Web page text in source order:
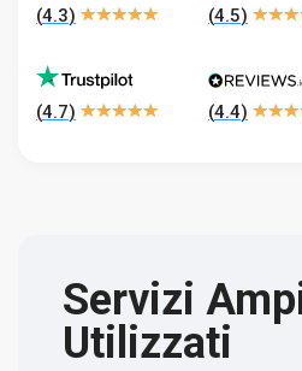
(4.3) (4.5)
(4.7) (4.4)
Servizi
Utilizzati